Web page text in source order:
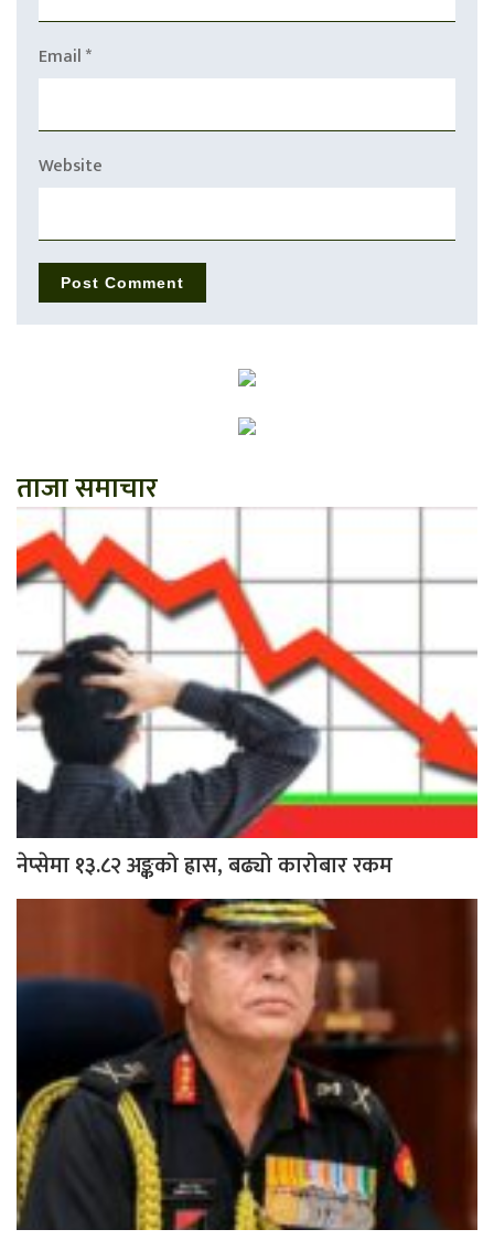
Email*
Website
ताजा समाचार
नेप्सेमा १३.८२ अङ्कको ह्रास, बढ्यो कारोबार रकम